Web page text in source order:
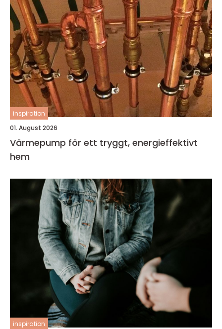
inspiration
01. August 2026
Värmepump för ett tryggt, energieffektivt
hem
inspiration